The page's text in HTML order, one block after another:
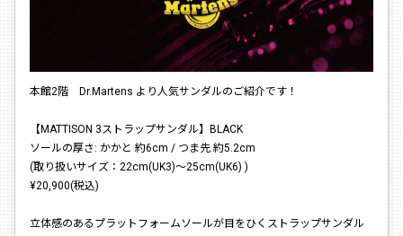
本館2階 Dr.Martens より人気サンダルのご紹介です！
【MATTISON 3ストラップサンダル】BLACK
ソールの厚さ: かかと 約6cm / つま先 約5.2cm
(取り扱いサイズ：22cm(UK3)〜25cm(UK6) )
¥20,900(税込)
立体感のあるプラットフォームソールが目をひくストラップサンダル